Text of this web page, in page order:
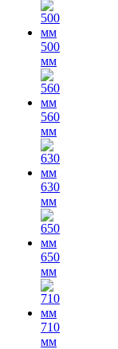
500
мм
560
мм
630
мм
650
мм
710
мм